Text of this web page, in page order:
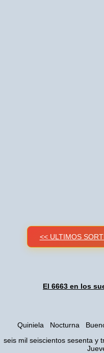
<< ULTIMOS
El 6663 en los
Quiniela Nocturna
seis mil seiscientos sesenta y